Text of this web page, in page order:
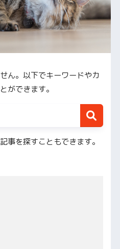
ん。以下でキーワードやカ
ができます。
事を探すこともできます。